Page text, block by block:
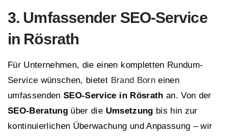
3. Umfassender SEO-Service
in Rösrath
Für Unternehmen, die einen kompletten Rundum-
Service wünschen, bietet Brand Borneinen
umfassendenSEO-Service in Rösrath an. Von der
SEO-Beratung über die Umsetzung bis hin zur
kontinuierlichen Überwachung und Anpassung – wir